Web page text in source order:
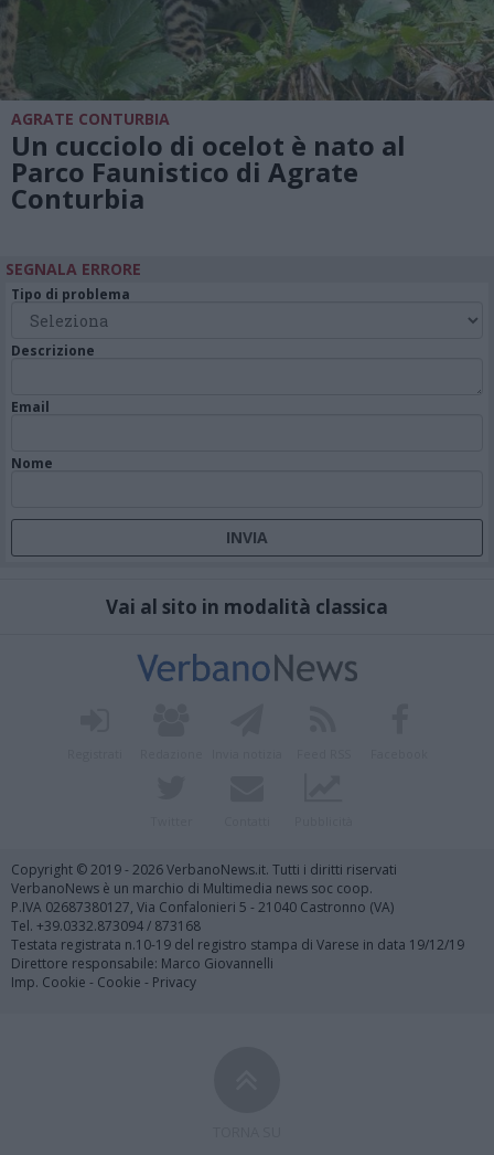
AGRATE CONTURBIA
Un cucciolo di ocelot è nato al
Parco Faunistico di Agrate
Conturbia
SEGNALA ERRORE
Tipo di problema
Descrizione
Email
Nome
Vai al sito in modalità classica
Copyright © 2019 - 2026 VerbanoNews.it. Tutti i diritti riservati
VerbanoNews è un marchio di Multimedia news soc coop.
P.IVA 02687380127, Via Confalonieri 5 - 21040 Castronno (VA)
Tel. +39.0332.873094 / 873168
Testata registrata n.10-19 del registro stampa di Varese in data 19/12/19
Direttore responsabile: Marco Giovannelli
Imp. Cookie - Cookie - Privacy